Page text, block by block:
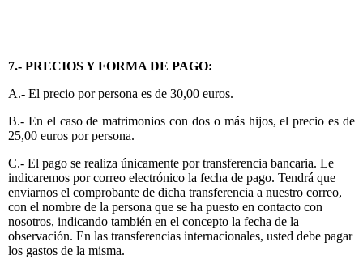
7.- PRECIOS Y FORMA DE PAGO:
A.- El precio por persona es de 30,00 euros.
B.- En el caso de matrimonios con dos o más hijos, el precio es de
25,00 euros por persona.
C.- El pago se realiza únicamente por transferencia bancaria. Le
indicaremos por correo electrónico la fecha de pago. Tendrá que
enviarnos el comprobante de dicha transferencia a nuestro correo,
con el nombre de la persona que se ha puesto en contacto con
nosotros, indicando también en el concepto la fecha de la
observación. En las transferencias internacionales, usted debe pagar
los gastos de la misma.